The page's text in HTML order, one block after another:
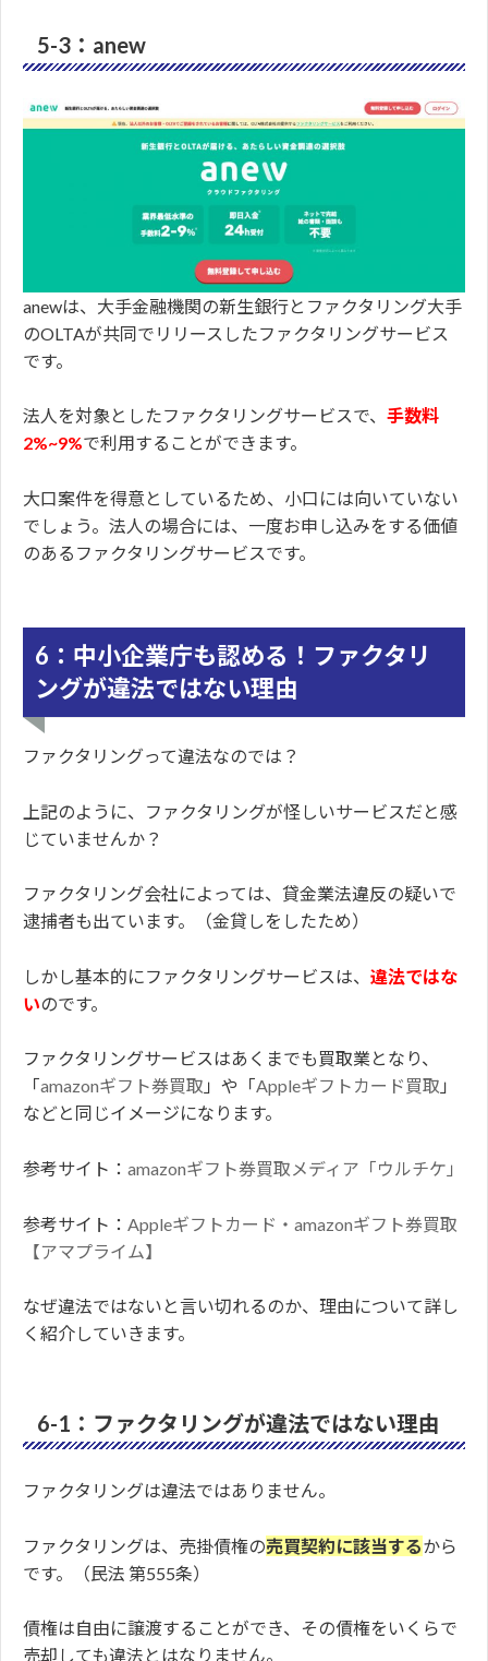
5-3：anew
anewは、大手金融機関の新生銀行とファクタリング大手
のOLTAが共同でリリースしたファクタリングサービス
です。
法人を対象としたファクタリングサービスで、 手数料
2%~9%で利用することができます。
大口案件を得意としているため、小口には向いていない
でしょう。法人の場合には、一度お申し込みをする価値
のあるファクタリングサービスです。
6：中小企業庁も認める！ファクタリ
ングが違法ではない理由
ファクタリングって違法なのでは？
上記のように、ファクタリングが怪しいサービスだと感
じていませんか？
ファクタリング会社によっては、貸金業法違反の疑いで
逮捕者も出ています。（金貸しをしたため）
しかし基本的にファクタリングサービスは、 違法ではな
いのです。
ファクタリングサービスはあくまでも買取業となり、
「amazonギフト券買取 」や「Appleギフトカード買取 」
などと同じイメージになります。
参考サイト： amazonギフト券買取メディア「ウルチケ」
参考サイト： Appleギフトカード・amazonギフト券買取
【アマプライム】
なぜ違法ではないと言い切れるのか、理由について詳し
く紹介していきます。
6-1：ファクタリングが違法ではない理由
ファクタリングは違法ではありません。
ファクタリングは、売掛債権の売買契約に該当するから
です。（民法 第555条）
債権は自由に譲渡することができ、その債権をいくらで
売却しても違法とはなりません。